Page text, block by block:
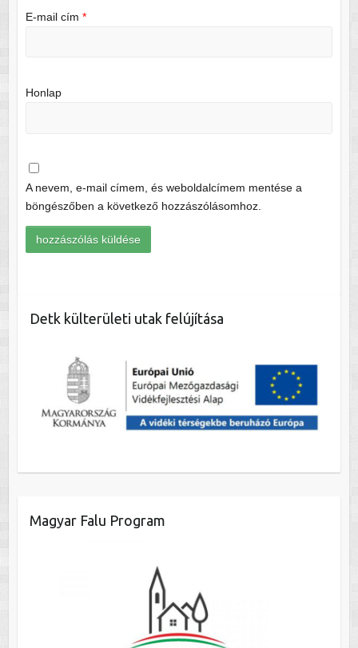
E-mail cím *
Honlap
A nevem, e-mail címem, és weboldalcímem mentése a
böngészőben a következő hozzászólásomhoz.
Detk külterületi utak felújítása
Magyar Falu Program